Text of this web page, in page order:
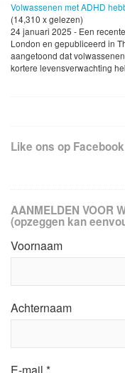
Volwassenen met ADHD
(14,310 x gelezen)
24 januari 2025 - Een
London en gepubliceerd in
aangetoond dat
kortere levensverwachting
Like ons op
AANMELDEN VOOR
(opzeggen kan
Voornaam
Achternaam